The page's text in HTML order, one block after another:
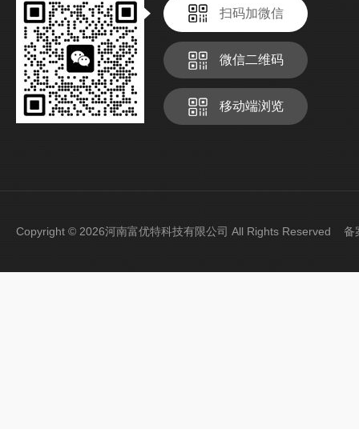
扫码加微信
微信二维码
移动端浏览
Copyright © 2026河南富优特科技有限公司 All Rights Reserved 备